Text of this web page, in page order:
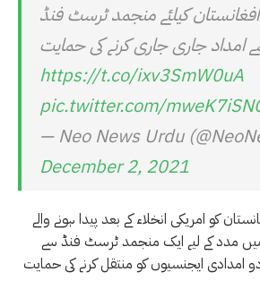
کیلئے منجمد ٹرسٹ فنڈ
امداد جاری جاری کرنے کی حمایت
https://t.co/ixv3SmW0uA
pic.twitter.com/
— Neo News Urdu
December 2, 2021
کو امریکی انخلاء کے بعد پیدا ہونے والے
میں مدد کے لیے ایک منجمد ٹرسٹ فنڈ سے
دو امدادی ایجنسیوں کو منتقل کرنے کی حمایت